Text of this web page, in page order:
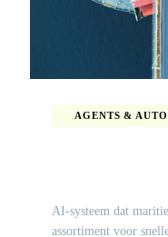
AGENTS &
AI-systeem dat
assortiment voor